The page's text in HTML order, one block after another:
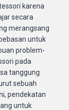
karena
secara
merangsang
untuk
problem-
pada
tanggung
sebuah
pendekatan
untuk